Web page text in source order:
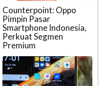
Counterpoint: Oppo
Pimpin Pasar
Smartphone Indonesia,
Perkuat Segmen
Premium